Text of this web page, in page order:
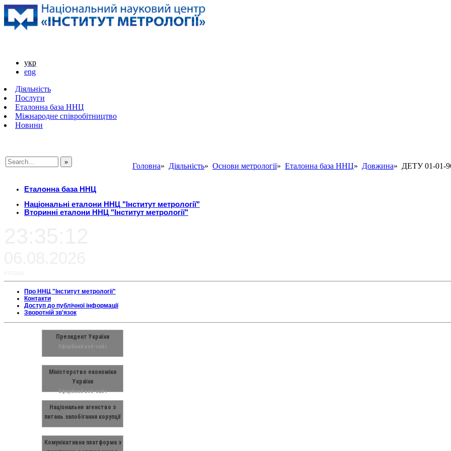
укр
eng
Діяльність
Послуги
Еталонна база ННЦ
Міжнародне співробітництво
Новини
Головна» Діяльність» Основи метрології» Еталонна база ННЦ» Довжина» ДЕТУ 01-01-
Еталонна база ННЦ
Національні еталони ННЦ "Інститут метрології"
Вторинні еталони ННЦ "Інститут метрології"
Про ННЦ "Інститут метрології"
Контакти
Доступ до публічної інформації
Зворотній зв'язок
Президент України
Офіційний веб-сайт
Міністерство економіки
України
Офіційний веб-сайт
Національне агенство з
питань запобігання корупції
Комунікативна платформа з